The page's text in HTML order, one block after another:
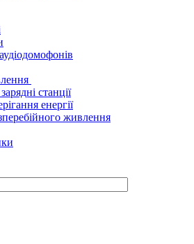
станції
енергії
живлення